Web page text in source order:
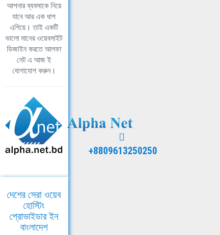
আপনার ব্যবসাকে নিয়ে
যাবে আর এক ধাপ
এগিয়ে। তাই একটি
ভালো মানের ওয়েবসাইট
ডিজাইন করতে আলফা
নেট এ আজ ই
যোগাযোগ করুন।
+8809613250250
দেশের সেরা ওয়েব
হোস্টিং
প্রোভাইডার ইন
বাংলাদেশ